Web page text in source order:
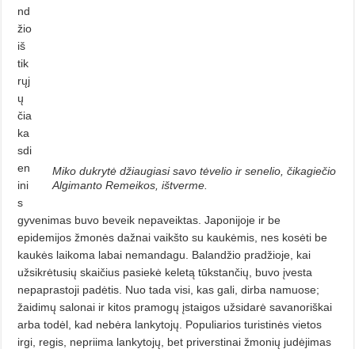
Miko dukrytė džiaugiasi savo tėvelio ir senelio, čikagiečio
Algimanto Remeikos, ištverme.
nd
žio
iš
tik
rųj
ų
čia
ka
sdi
en
ini
s
gyvenimas buvo beveik nepa­veiktas. Japonijoje ir be
epidemijos žmonės dažnai vaikšto su kaukėmis, nes kosėti be
kaukės laikoma labai nemandagu. Balandžio pradžioje, kai
užsikrėtusių skaičius pasiekė keletą tūkstančių, buvo įvesta
nepaprastoji padėtis. Nuo tada visi, kas gali, dirba namuose;
žaidimų salonai ir kitos pramogų įstaigos užsidarė sava­no­riš­kai
arba todėl, kad nebėra lankytojų. Populiarios turistinės vietos
irgi, regis, nepriima lankytojų, bet priverstinai žmonių judėjimas